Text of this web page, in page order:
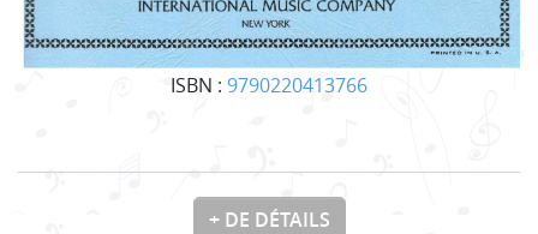
ISBN : 9790220413766
+ DE DÉTAILS